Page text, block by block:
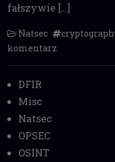
fałszywie […]
Natsec
komentarz
DFIR
Misc
Natsec
OPSEC
OSINT